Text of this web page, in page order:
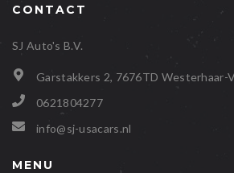
CONTACT
SJ Auto's B.V.
Garstakkers 2, 7676TD Westerhaar-
0621804277
info@sj-usacars.nl
MENU